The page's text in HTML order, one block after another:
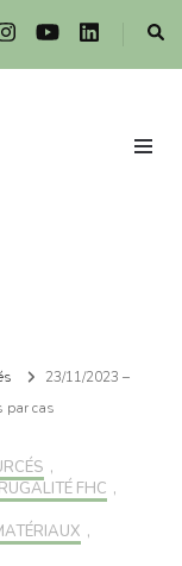
23/11/2023 –
par cas
,
FHC ,
,